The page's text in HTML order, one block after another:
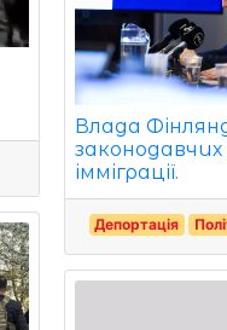
Влада
імміграції.
Депортація